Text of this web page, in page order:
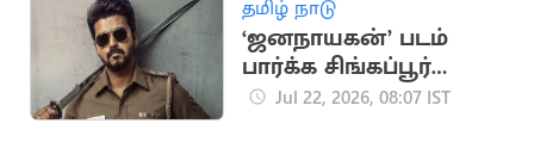
தமிழ் நாடு
‘ஜனநாயகன்’ படம்
பார்க்க சிங்கப்பூர்
நிறுவனம் விடுமுறை
Jul 22, 2026, 08:07 IST